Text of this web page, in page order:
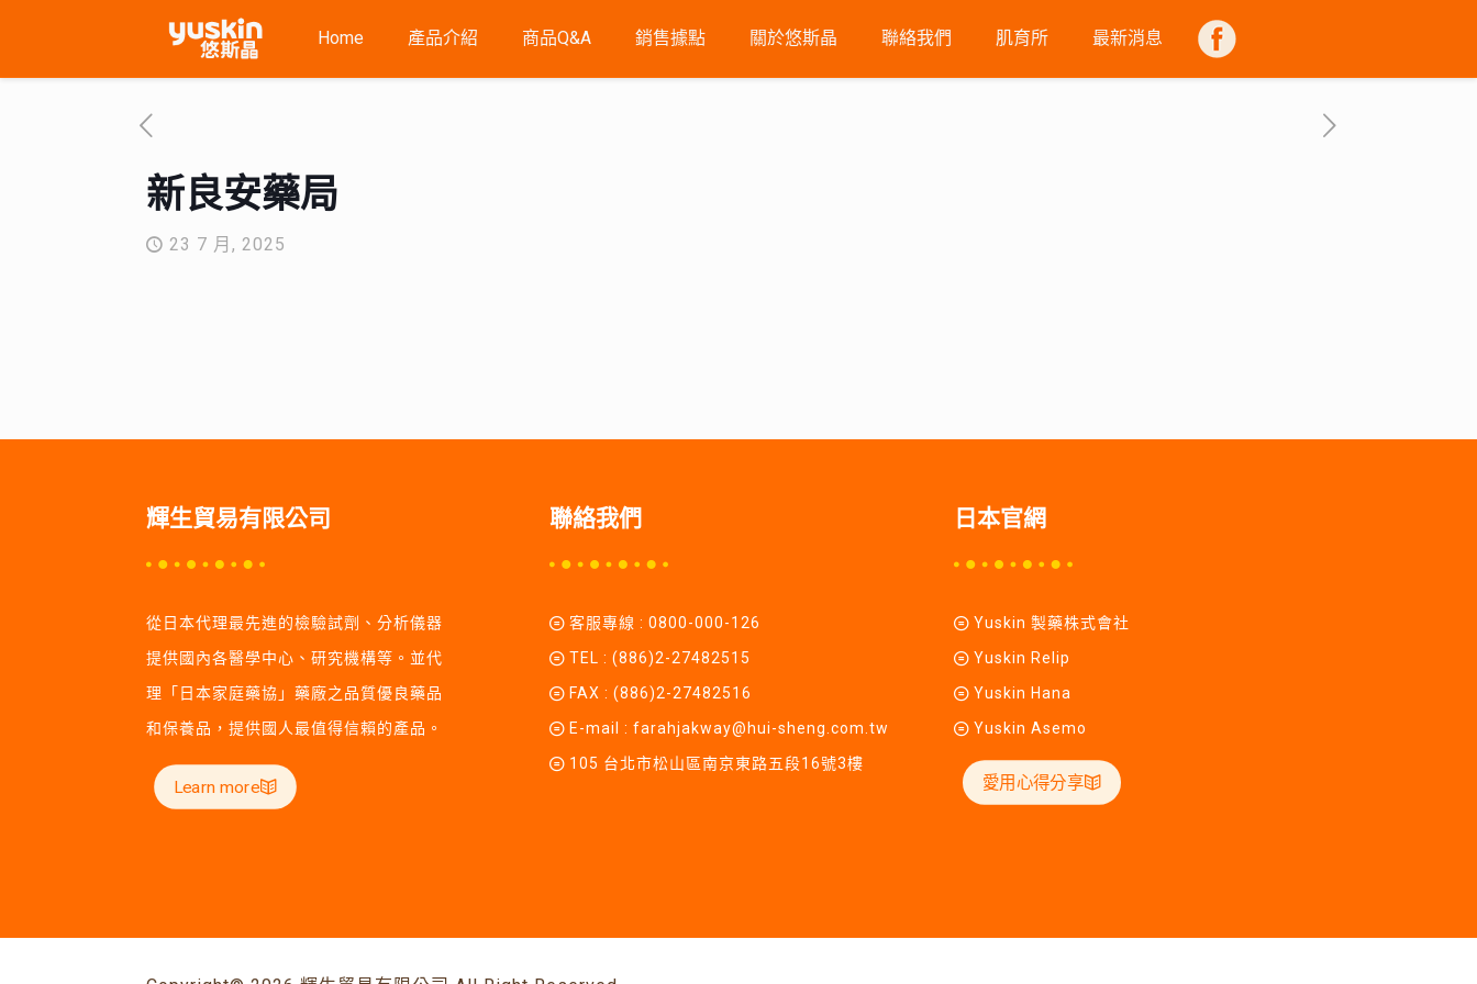
Home 產品介紹 商品Q&A 銷售據點 關於悠斯晶 聯絡我們 肌育所 最新消息 FB
新良安藥局
23 7 月, 2025
輝生貿易有限公司
從日本代理最先進的檢驗試劑、分析儀器
提供國內各醫學中心、研究機構等。並代
理「日本家庭藥協」藥廠之品質優良藥品
和保養品，提供國人最值得信賴的產品。
Learn more
聯絡我們
客服專線 :0800-000-126
TEL :(886)2-27482515
FAX : (886)2-27482516
E-mail :farahjakway@hui-sheng.com.tw
105 台北市松山區南京東路五段16號3樓
日本官網
Yuskin 製藥株式會社
Yuskin Relip
Yuskin Hana
Yuskin Asemo
愛用心得分享